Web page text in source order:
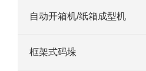
自动开箱机/纸箱成型机
框架式码垛